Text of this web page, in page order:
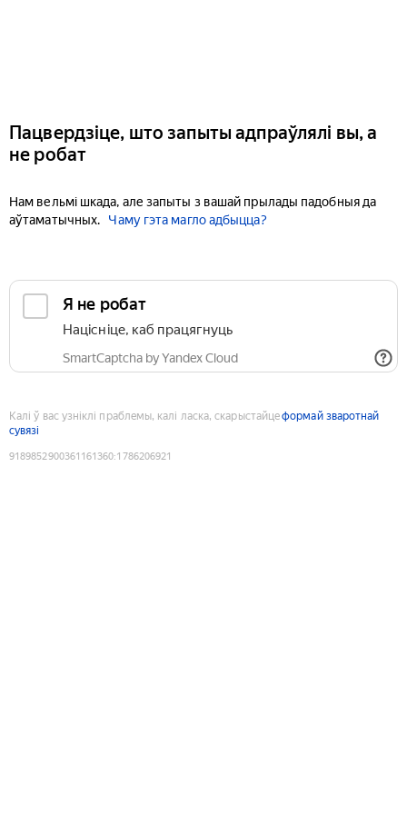
Пацвердзіце, што запыты адпраўлялі вы, а
не робат
Нам вельмі шкада, але запыты з вашай прылады падобныя да
аўтаматычных.
Чаму гэта магло адбыцца?
Я не робат
Націсніце, каб працягнуць
SmartCaptcha by Yandex Cloud
Калі ў вас узніклі праблемы, калі ласка, скарыстайцеформай зваротнай
сувязі
9189852900361161360:1786206921